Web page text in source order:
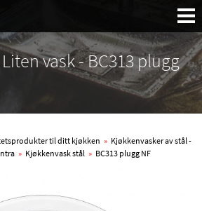
vask - BC313 plugg
til ditt kjøkken » Kjøkkenvasker av stål -
» Kjøkkenvask stål » BC313 plugg NF